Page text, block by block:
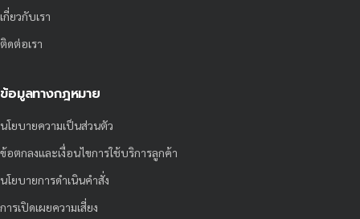
เกี่ยวกับเรา
ติดต่อเรา
ข้อมูลทางกฎหมาย
นโยบายความเป็นส่วนตัว
ข้อตกลงและเงื่อนไขการใช้บริการลูกค้า
นโยบายการดำเนินคำสั่ง
การเปิดเผยความเสี่ยง